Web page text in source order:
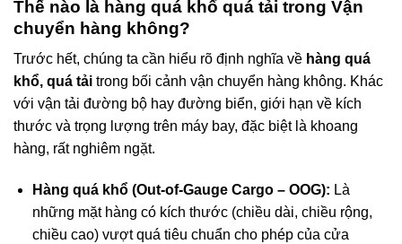
Thế nào là hàng quá khổ quá tải trong Vận
chuyển hàng không?
Trước hết, chúng ta cần hiểu rõ định nghĩa về hàng quá
khổ, quá tải trong bối cảnh vận chuyển hàng không. Khác
với vận tải đường bộ hay đường biển, giới hạn về kích
thước và trọng lượng trên máy bay, đặc biệt là khoang
hàng, rất nghiêm ngặt.
Hàng quá khổ (Out-of-Gauge Cargo – OOG): Là
những mặt hàng có kích thước (chiều dài, chiều rộng,
chiều cao) vượt quá tiêu chuẩn cho phép của cửa